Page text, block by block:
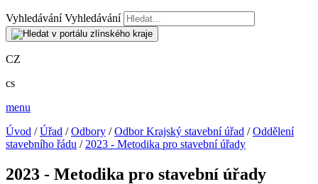
Vyhledávání Vyhledávání
CZ
cs
menu
Úvod /Úřad /Odbory /Odbor Krajský stavební úřad /Oddělení
stavebního řádu / 2023 - Metodika pro stavební úřady
2023 - Metodika pro stavební úřady